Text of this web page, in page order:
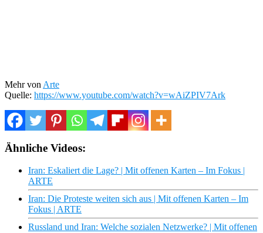
Mehr von Arte
Quelle: https://www.youtube.com/watch?v=wAiZPIV7Ark
Ähnliche Videos:
Iran: Eskaliert die Lage? | Mit offenen Karten – Im Fokus |
ARTE
Iran: Die Proteste weiten sich aus | Mit offenen Karten – Im
Fokus | ARTE
Russland und Iran: Welche sozialen Netzwerke? | Mit offenen